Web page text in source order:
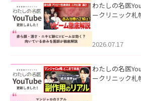
わたしの名医
ークリニック札
した。
2026.07.17
わたしの名医
ークリニック札